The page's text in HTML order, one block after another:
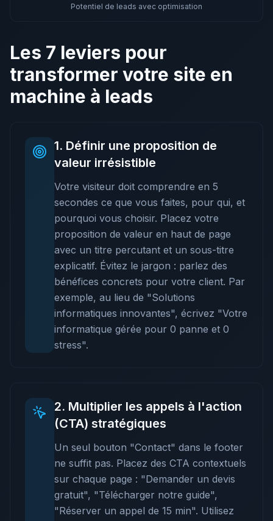
Potentiel de leads avec optimisation
Les 7 leviers pour
transformer votre site en
machine à leads
1. Définir une proposition de
valeur irrésistible
Votre visiteur doit comprendre en 5
secondes ce que vous faites, pour qui, et
pourquoi vous choisir. Placez votre
proposition de valeur en haut de page
avec un titre percutant et un sous-titre
explicatif. Évitez le jargon : parlez des
bénéfices concrets pour votre client. Par
exemple, au lieu de "Solutions
informatiques innovantes", écrivez "Votre
informatique gérée pour 0 panne et 0
stress".
2. Multiplier les appels à l'action
(CTA) stratégiques
Un seul bouton "Contact" dans le footer
ne suffit pas. Placez des CTA contextuels
sur chaque page : "Demander un devis
gratuit", "Télécharger notre guide",
"Réserver un appel de 15 min". Utilisez